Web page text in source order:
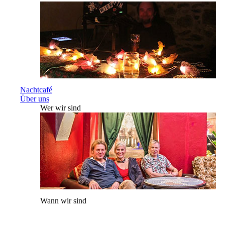
Nachtcafé
Über uns
Wer wir sind
Wann wir sind